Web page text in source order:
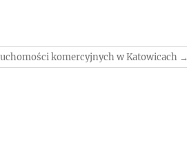
komercyjnych w Katowicach →